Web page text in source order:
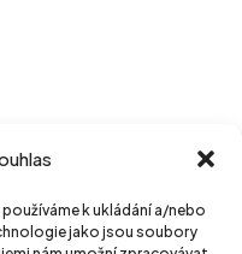
k ukládání a/nebo
jako jsou soubory